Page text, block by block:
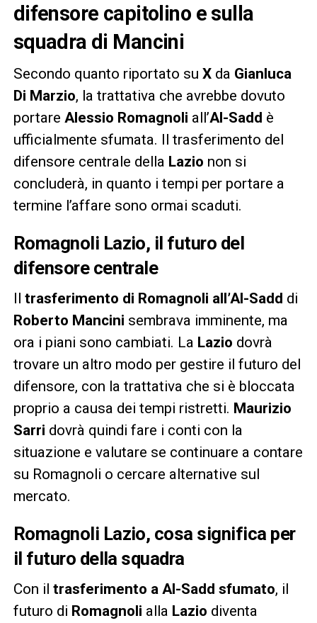
difensore capitolino e sulla
squadra di Mancini
Secondo quanto riportato su Xda Gianluca
Di Marzio, la trattativa che avrebbe dovuto
portare Alessio Romagnoli all’Al-Sadd è
ufficialmente sfumata. Il trasferimento del
difensore centrale della Lazio non si
concluderà, in quanto i tempi per portare a
termine l’affare sono ormai scaduti.
Romagnoli Lazio, il futuro del
difensore centrale
Il trasferimento di Romagnoli all’Al-Sadd di
Roberto Mancini sembrava imminente, ma
ora i piani sono cambiati. La Lazio dovrà
trovare un altro modo per gestire il futuro del
difensore, con la trattativa che si è bloccata
proprio a causa dei tempi ristretti. Maurizio
Sarri dovrà quindi fare i conti con la
situazione e valutare se continuare a contare
su Romagnoli o cercare alternative sul
mercato.
Romagnoli Lazio, cosa significa per
il futuro della squadra
Con il trasferimento a Al-Sadd sfumato, il
futuro di Romagnoli alla Lazio diventa